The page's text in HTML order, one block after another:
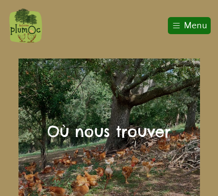
Menu
Où nous trouver